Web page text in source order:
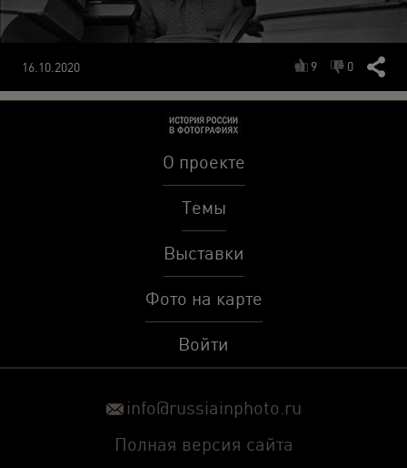
16.10.2020 9 0
О проекте
Темы
Выставки
Фото на карте
Войти
info@russiainphoto.ru
Полная версия сайта